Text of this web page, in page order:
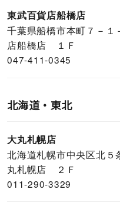
東武百貨店船橋店
千葉県船橋市本町７－１
店船橋店 １Ｆ
047-411-0345
北海道・東北
大丸札幌店
北海道札幌市中央区北５
丸札幌店 ２Ｆ
011-290-3329